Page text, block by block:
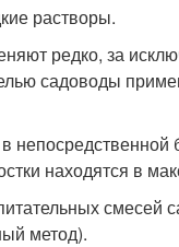
растворы.
редко, за
садоводы
находятся в
смесей
метод).